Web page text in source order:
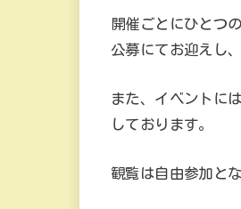
開催ごとにひとつ
公募にてお迎えし
また、イベントに
しております。
観覧は自由参加と